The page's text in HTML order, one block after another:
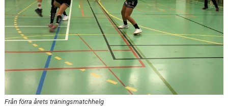
TABELL
Från förra årets träningsmatchhelg